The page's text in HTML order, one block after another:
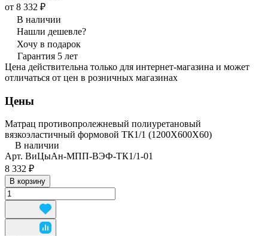
от 8 332 ₽
В наличии
Нашли дешевле?
Хочу в подарок
Гарантия 5 лет
Цена действительна только для интернет-магазина и может
отличаться от цен в розничных магазинах
Цены
Матрац противопролежневый полиуретановый
вязкоэластичный формовой ТК1/1 (1200Х600Х60)
В наличии
Арт. ВиЦыАн-МПП-ВЭФ-ТК1/1-01
8 332 ₽
В корзину